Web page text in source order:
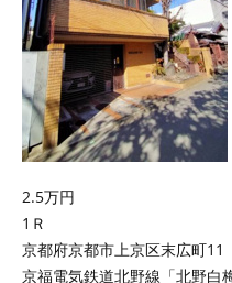
2.5万円
1Ｒ
京都府京都市上京区末広町11
京福電気鉄道北野線「北野白